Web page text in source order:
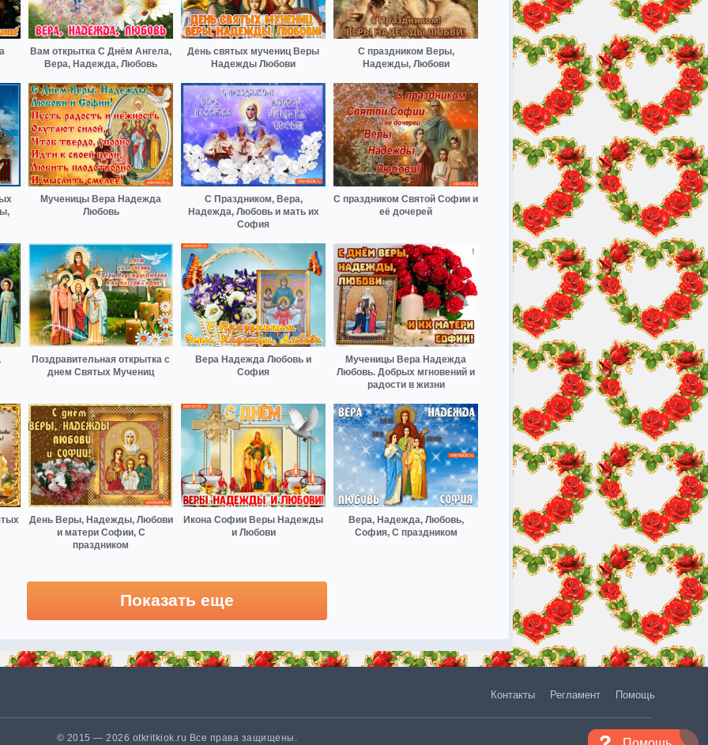
Вам открытка С Днём Ангела,
Вера, Надежда, Любовь
День святых мучениц Веры
Надежды Любови
С праздником Веры,
Надежды, Любови
Мученицы Вера Надежда
Любовь
С Праздником, Вера,
Надежда, Любовь и мать их
София
С праздником Святой Софии и
её дочерей
Поздравительная открытка с
днем Святых Мучениц
Вера Надежда Любовь и
София
Мученицы Вера Надежда
Любовь. Добрых мгновений и
радости в жизни
День Веры, Надежды, Любови
и матери Софии, С
праздником
Икона Софии Веры Надежды
и Любови
Вера, Надежда, Любовь,
София, С праздником
Показать еще
Контакты Регламент Помощь
© 2015 — 2026 otkritkiok.ru Все права защищены.